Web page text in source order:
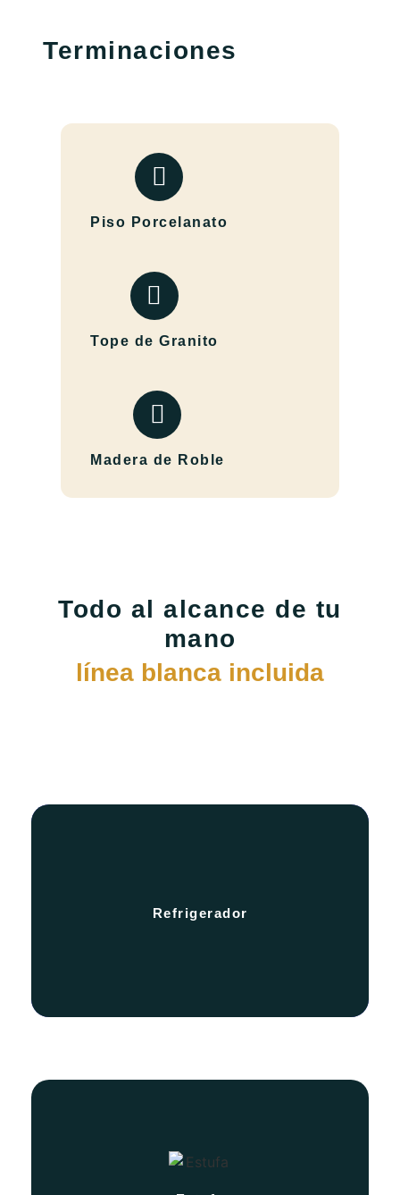
Terminaciones
Piso Porcelanato
Tope de Granito
Madera de Roble
Todo al alcance de tu
mano
línea blanca incluida
Refrigerador
equipados con un refrigerador